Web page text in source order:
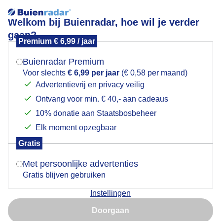
Welkom bij Buienradar, hoe wil je verder
gaan?
Premium € 6,99 / jaar
Buienradar Premium
Voor slechts € 6,99 per jaar (€ 0,58 per maand)
Advertentievrij en privacy veilig
Ontvang voor min. € 40,- aan cadeaus
10% donatie aan Staatsbosbeheer
Elk moment opzegbaar
Gratis
Met persoonlijke advertenties
Gratis blijven gebruiken
Instellingen
Doorgaan
Besneeuwde landschap
Sneeuw is een vorm van neerslag die bestaat uit
ijskristallen, die bekendstaan als sneeuwvlokken.
Mogen we je locatie gebruiken voor het
Indien je hier nog geen akkoord op hebt gegeven,
verschijnt er zo een pop-up uit je browser waarin
Is goed, toon de popup
Nu niet, misschien later